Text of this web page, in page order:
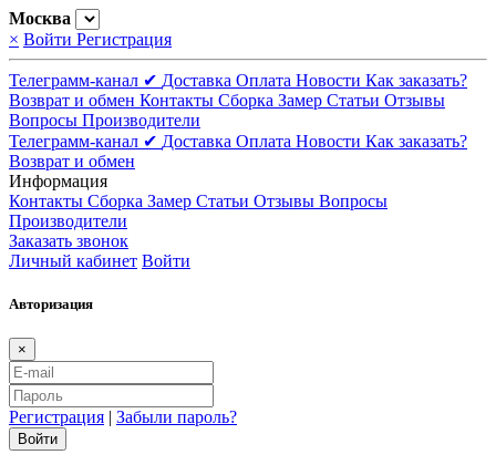
Москва
× Войти Регистрация
Телеграмм-канал ✔ Доставка Оплата Новости Как заказать?
Возврат и обмен Контакты Сборка Замер Статьи Отзывы
Вопросы Производители
Телеграмм-канал ✔ Доставка Оплата Новости Как заказать?
Возврат и обмен
Информация
Контакты Сборка Замер Статьи Отзывы Вопросы
Производители
Заказать звонок
Личный кабинет Войти
Авторизация
×
Регистрация | Забыли пароль?
Войти